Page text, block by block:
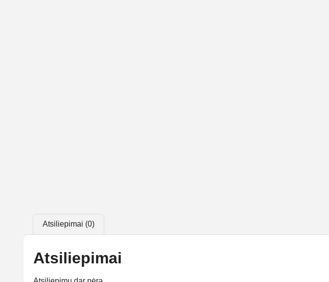
Atsiliepimai (0)
Atsiliepimai